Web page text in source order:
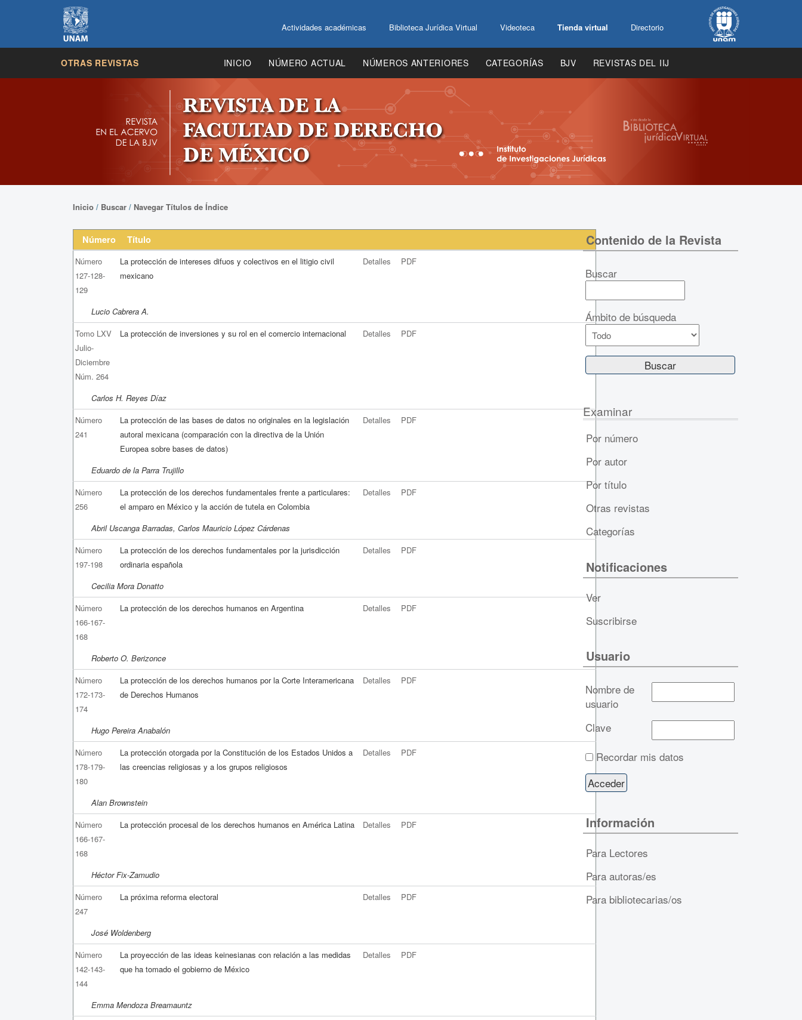
Actividades académicas Biblioteca Jurídica Virtual Videoteca Tienda virtual Directorio
OTRAS REVISTAS INICIO NÚMERO ACTUAL NÚMEROS ANTERIORES CATEGORÍAS BJV REVISTAS DEL IIJ
Inicio / Buscar / Navegar Títulos de Índice
Número Título
Número
127-128-
129
La protección de intereses difuos y colectivos en el litigio civil
mexicano
Detalles PDF
Lucio Cabrera A.
Tomo LXV
Julio-
Diciembre
Núm. 264
La protección de inversiones y su rol en el comercio internacional Detalles PDF
Carlos H. Reyes Díaz
Número
241
La protección de las bases de datos no originales en la legislación
autoral mexicana (comparación con la directiva de la Unión
Europea sobre bases de datos)
Detalles PDF
Eduardo de la Parra Trujillo
Número
256
La protección de los derechos fundamentales frente a particulares:
el amparo en México y la acción de tutela en Colombia
Detalles PDF
Abril Uscanga Barradas, Carlos Mauricio López Cárdenas
Número
197-198
La protección de los derechos fundamentales por la jurisdicción
ordinaria española
Detalles PDF
Cecilia Mora Donatto
Número
166-167-
168
La protección de los derechos humanos en Argentina Detalles PDF
Roberto O. Berizonce
Número
172-173-
174
La protección de los derechos humanos por la Corte Interamericana
de Derechos Humanos
Detalles PDF
Hugo Pereira Anabalón
Número
178-179-
180
La protección otorgada por la Constitución de los Estados Unidos a
las creencias religiosas y a los grupos religiosos
Detalles PDF
Alan Brownstein
Número
166-167-
168
La protección procesal de los derechos humanos en América Latina Detalles PDF
Héctor Fix-Zamudio
Número
247
La próxima reforma electoral Detalles PDF
José Woldenberg
Número
142-143-
144
La proyección de las ideas keinesianas con relación a las medidas
que ha tomado el gobierno de México
Detalles PDF
Emma Mendoza Breamauntz
Contenido de la Revista
Buscar
Ámbito de búsqueda
Examinar
Por número
Por autor
Por título
Otras revistas
Categorías
Notificaciones
Ver
Suscribirse
Usuario
Nombre de
usuario
Clave
Recordar mis datos
Información
Para Lectores
Para autoras/es
Para bibliotecarias/os